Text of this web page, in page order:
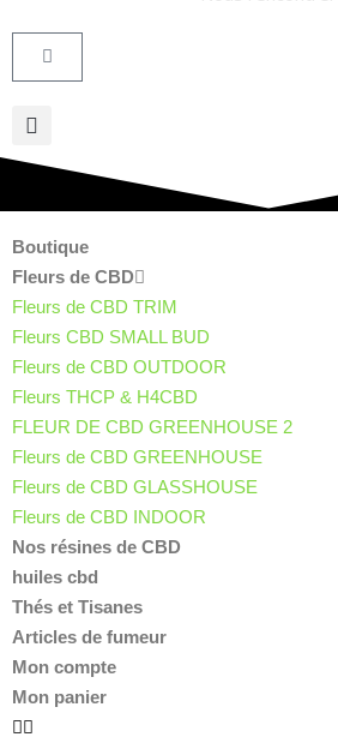
Boutique
Fleurs de CBD
Fleurs de CBD TRIM
Fleurs CBD SMALL BUD
Fleurs de CBD OUTDOOR
Fleurs THCP & H4CBD
FLEUR DE CBD GREENHOUSE 2
Fleurs de CBD GREENHOUSE
Fleurs de CBD GLASSHOUSE
Fleurs de CBD INDOOR
Nos résines de CBD
huiles cbd
Thés et Tisanes
Articles de fumeur
Mon compte
Mon panier